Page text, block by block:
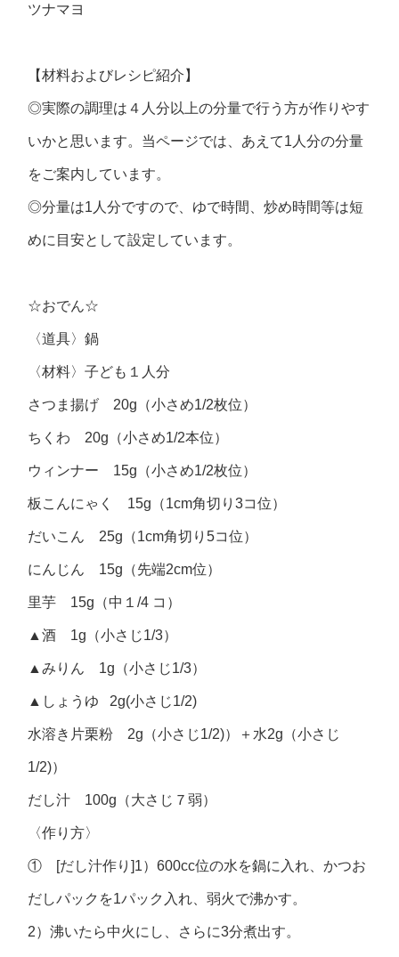
ツナマヨ
【材料およびレシピ紹介】
◎実際の調理は４人分以上の分量で行う方が作りやす
いかと思います。当ページでは、あえて1人分の分量
をご案内しています。
◎分量は1人分ですので、ゆで時間、炒め時間等は短
めに目安として設定しています。
☆おでん☆
〈道具〉鍋
〈材料〉子ども１人分
さつま揚げ 20g（小さめ1/2枚位）
ちくわ 20g（小さめ1/2本位）
ウィンナー 15g（小さめ1/2枚位）
板こんにゃく 15g（1cm角切り3コ位）
だいこん 25g（1cm角切り5コ位）
にんじん 15g（先端2cm位）
里芋 15g（中１/4 コ）
▲酒 1g（小さじ1/3）
▲みりん 1g（小さじ1/3）
▲しょうゆ 2g(小さじ1/2)
水溶き片栗粉 2g（小さじ1/2)）＋水2g（小さじ
1/2)）
だし汁 100g（大さじ７弱）
〈作り方〉
① [だし汁作り]1）600cc位の水を鍋に入れ、かつお
だしパックを1パック入れ、弱火で沸かす。
2）沸いたら中火にし、さらに3分煮出す。